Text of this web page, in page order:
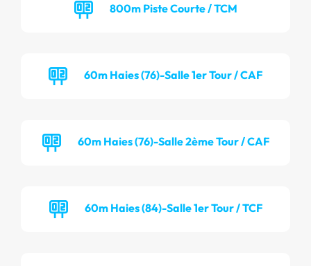
800m Piste Courte / TCM
60m Haies (76)-Salle 1er Tour / CAF
60m Haies (76)-Salle 2ème Tour / CAF
60m Haies (84)-Salle 1er Tour / TCF